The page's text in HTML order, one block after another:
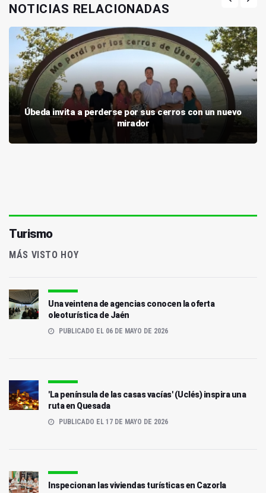
NOTICIAS RELACIONADAS
Úbeda invita a perderse por sus cerros con un nuevo
mirador
Turismo
MÁS VISTO HOY
Una veintena de agencias conocen la oferta
oleoturística de Jaén
PUBLICADO EL 06 DE MAYO DE 2026
'La península de las casas vacías' (Uclés) inspira una
ruta en Quesada
PUBLICADO EL 17 DE MAYO DE 2026
Inspecionan las viviendas turísticas en Cazorla